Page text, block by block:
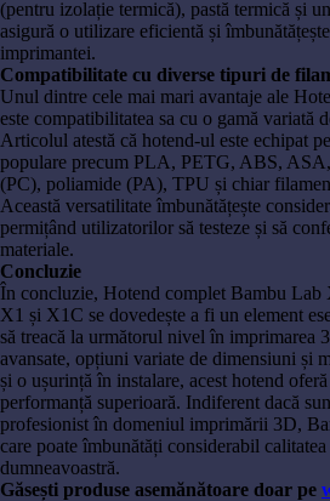
(pentru izolație termică), pastă termică și
asigură o utilizare eficientă și
imprimantei.
Compatibilitate cu diverse tipuri de
Unul dintre cele mai mari avantaje ale
este compatibilitatea sa cu o gamă variată
Articolul atestă că hotend-ul este echipat
populare precum PLA, PETG, ABS,
(PC), poliamide (PA), TPU și chiar
Această versatilitate îmbunătățește
permițând utilizatorilor să testeze și să
materiale.
Concluzie
În concluzie, Hotend complet Bambu
X1 și X1C se dovedește a fi un element
să treacă la următorul nivel în imprimarea
avansate, opțiuni variate de dimensiuni și
și o ușurință în instalare, acest hotend
performanță superioară. Indiferent dacă
profesionist în domeniul imprimării 3D,
care poate îmbunătăți considerabil
dumneavoastră.
Găsești produse asemănătoare doar pe